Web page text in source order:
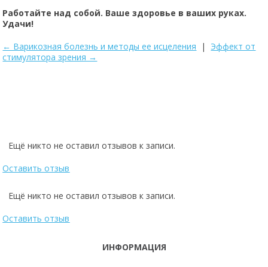
Работайте над собой. Ваше здоровье в ваших руках.
Удачи!
← Варикозная болезнь и методы ее исцеления | Эффект от
стимулятора зрения →
Ещё никто не оставил отзывов к записи.
Оставить отзыв
Ещё никто не оставил отзывов к записи.
Оставить отзыв
ИНФОРМАЦИЯ